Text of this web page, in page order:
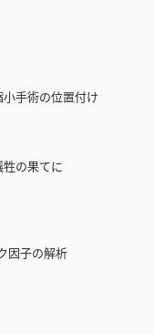
手術の位置付け
の果てに
因子の解析